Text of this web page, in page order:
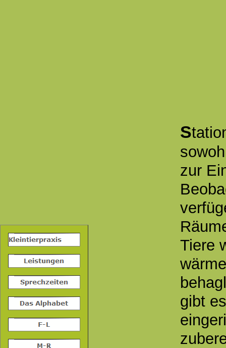
S
zur
Tiere
gibt